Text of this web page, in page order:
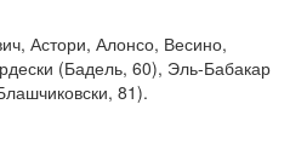
Астори, Алонсо, Весино,
(Бадель, 60), Эль-Бабакар
81).